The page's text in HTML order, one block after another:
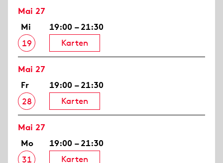
Mai 27
Mi
19
19:00 – 21:30
Karten
Mai 27
Fr
28
19:00 – 21:30
Karten
Mai 27
Mo
31
19:00 – 21:30
Karten